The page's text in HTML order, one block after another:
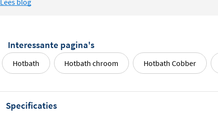
Interessante pagina's
Hotbath Hotbath chroom Hotbath Cobber
Specificaties